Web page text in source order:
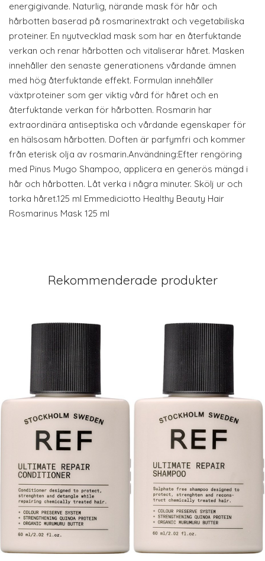
energigivande. Naturlig, närande mask för hår och
hårbotten baserad på rosmarinextrakt och vegetabiliska
proteiner. En nyutvecklad mask som har en återfuktande
verkan och renar hårbotten och vitaliserar håret. Masken
innehåller den senaste generationens vårdande ämnen
med hög återfuktande effekt. Formulan innehåller
växtproteiner som ger viktig vård för håret och en
återfuktande verkan för hårbotten. Rosmarin har
extraordinära antiseptiska och vårdande egenskaper för
en hälsosam hårbotten. Doften är parfymfri och kommer
från eterisk olja av rosmarin.Användning:Efter rengöring
med Pinus Mugo Shampoo, applicera en generös mängd i
hår och hårbotten. Låt verka i några minuter. Skölj ur och
torka håret.125 ml Emmediciotto Healthy Beauty Hair
Rosmarinus Mask 125 ml
Rekommenderade produkter